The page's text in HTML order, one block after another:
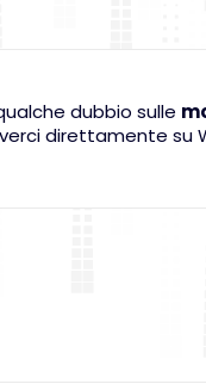
dubbio sulle
direttamente su